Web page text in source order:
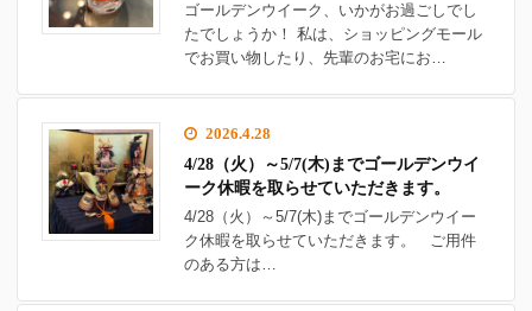
ゴールデンウイーク、いかがお過ごしでし
たでしょうか！ 私は、ショッピングモール
でお買い物したり、先輩のお宅にお…
2026.4.28
4/28（火）～5/7(木)までゴールデンウイ
ーク休暇を取らせていただきます。
4/28（火）～5/7(木)までゴールデンウイー
ク休暇を取らせていただきます。 ご用件
のある方は…